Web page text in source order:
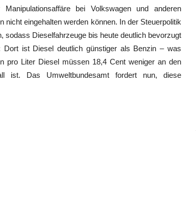
bei Volkswagen und anderen
eingehalten werden können. In der Steuerpolitik
sodass Dieselfahrzeuge bis heute deutlich bevorzugt
ist Diesel deutlich günstiger als Benzin – was
pro Liter Diesel müssen 18,4 Cent weniger an den
Das Umweltbundesamt fordert nun, diese